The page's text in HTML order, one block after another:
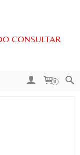
CONSULTAR
0